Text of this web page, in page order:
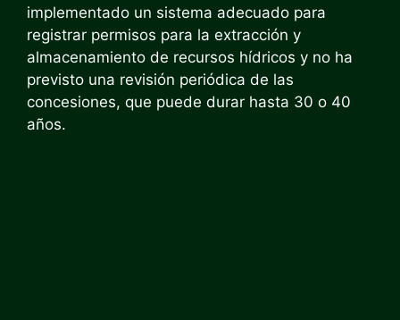
implementado un sistema adecuado para
registrar permisos para la extracción y
almacenamiento de recursos hídricos y no ha
previsto una revisión periódica de las
concesiones, que puede durar hasta 30 o 40
años.